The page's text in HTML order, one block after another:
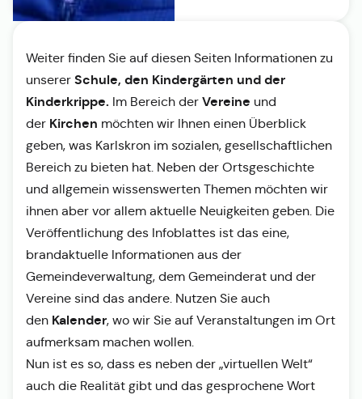
Weiter finden Sie auf diesen Seiten Informationen zu
unserer Schule, den Kindergärten und der
Kinderkrippe. Im Bereich der Vereine und
der Kirchen möchten wir Ihnen einen Überblick
geben, was Karlskron im sozialen, gesellschaftlichen
Bereich zu bieten hat. Neben der Ortsgeschichte
und allgemein wissenswerten Themen möchten wir
ihnen aber vor allem aktuelle Neuigkeiten geben. Die
Veröffentlichung des Infoblattes ist das eine,
brandaktuelle Informationen aus der
Gemeindeverwaltung, dem Gemeinderat und der
Vereine sind das andere. Nutzen Sie auch
den Kalender, wo wir Sie auf Veranstaltungen im Ort
aufmerksam machen wollen.
Nun ist es so, dass es neben der „virtuellen Welt“
auch die Realität gibt und das gesprochene Wort